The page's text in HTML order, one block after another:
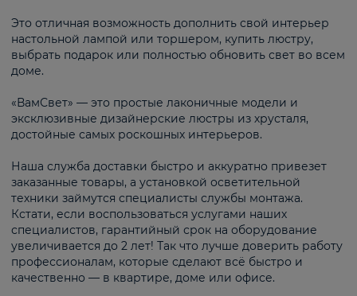
Это отличная возможность дополнить свой интерьер
настольной лампой или торшером, купить люстру,
выбрать подарок или полностью обновить свет во всем
доме.
«ВамСвет» — это простые лаконичные модели и
эксклюзивные дизайнерские люстры из хрусталя,
достойные самых роскошных интерьеров.
Наша служба доставки быстро и аккуратно привезет
заказанные товары, а установкой осветительной
техники займутся специалисты службы монтажа.
Кстати, если воспользоваться услугами наших
специалистов, гарантийный срок на оборудование
увеличивается до 2 лет! Так что лучше доверить работу
профессионалам, которые сделают всё быстро и
качественно — в квартире, доме или офисе.